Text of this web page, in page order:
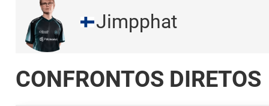
Jimpphat
CONFRONTOS DIRETOS